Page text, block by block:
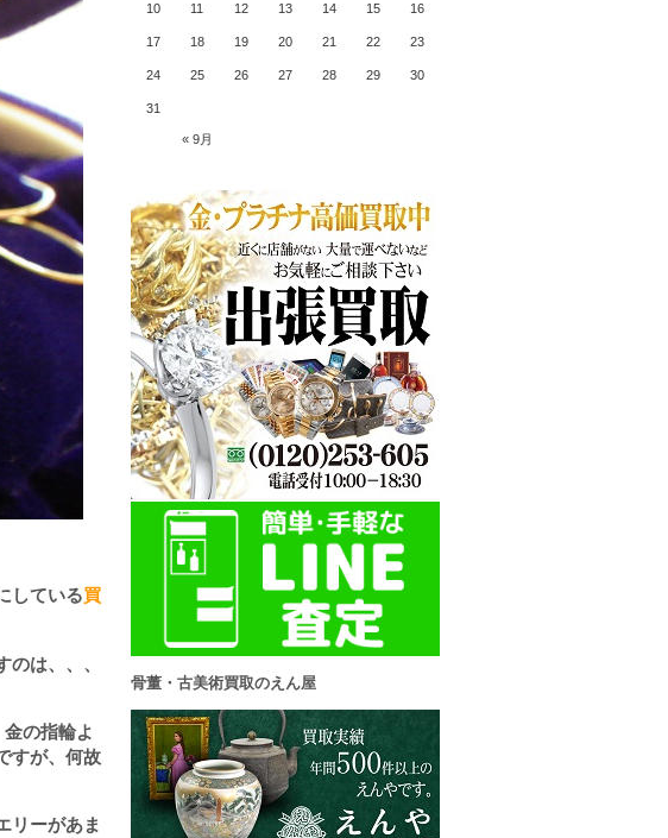
している買
は、、、
の指輪よ
すが、何故
リーがあま
« 9月
10 11 12 13 14 15 16
17 18 19 20 21 22 23
24 25 26 27 28 29 30
31
骨董・古美術買取のえん屋